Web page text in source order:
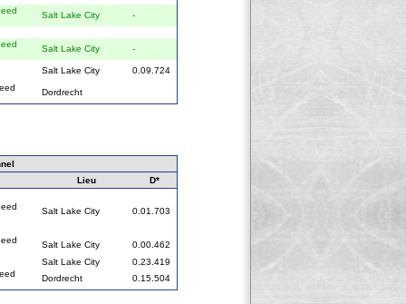
Salt Lake City -
Salt Lake City -
Salt Lake City
0.09.724
Dordrecht
Lieu
D*
Salt Lake City 0.01.703
Salt Lake City
0.00.462
Salt Lake City
0.23.419
Dordrecht 0.15.504